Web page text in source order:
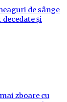
de sânge
și
zboare cu